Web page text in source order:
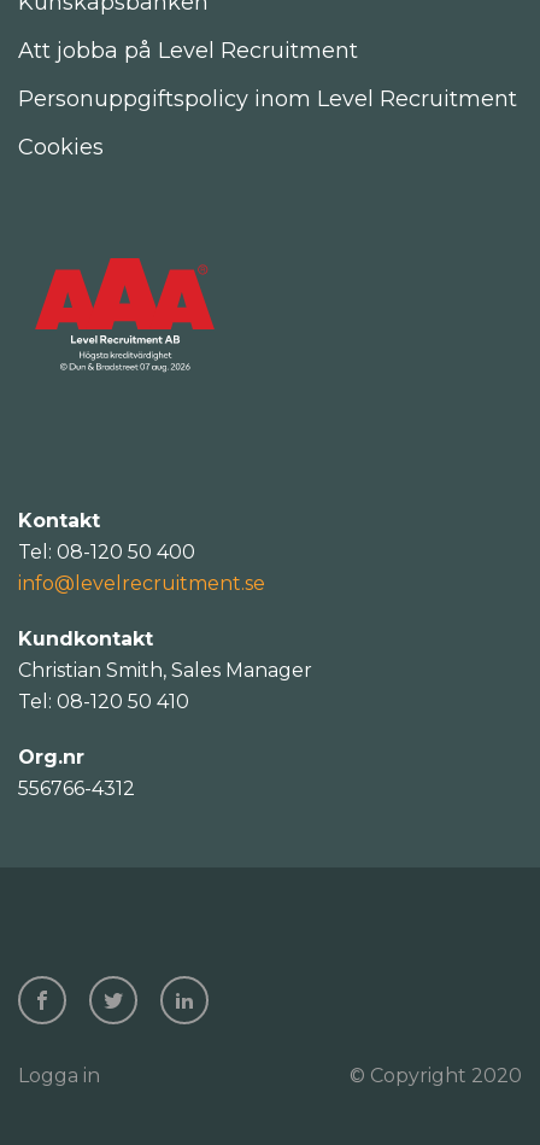
Att jobba på Level Recruitment
Personuppgiftspolicy inom Level Recruitment
Cookies
Kontakt
Tel: 08-120 50 400
info@levelrecruitment.se
Kundkontakt
Christian Smith, Sales Manager
Tel: 08-120 50 410
Org.nr
556766-4312
Logga in © Copyright 2020